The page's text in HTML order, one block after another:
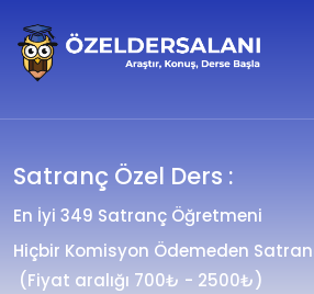
Satranç Özel Ders :
En İyi 349 Satranç Öğretmeni
Hiçbir Komisyon Ödemeden
(Fiyat aralığı 700₺ - 2500₺)